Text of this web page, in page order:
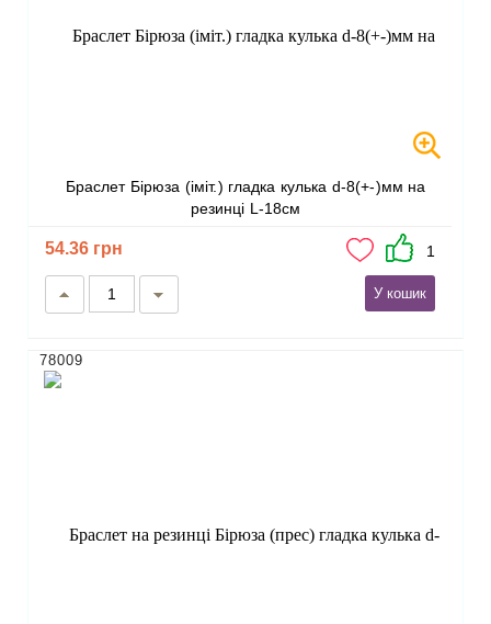
Браслет Бірюза (іміт.) гладка кулька d-8(+-)мм на
резинці L-18см
54.36 грн 1
У кошик
78009